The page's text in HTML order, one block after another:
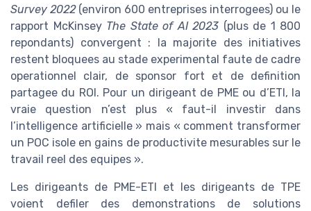
Survey 2022(environ 600 entreprises interrogees) ou le
rapport McKinsey The State of AI 2023 (plus de 1 800
repondants) convergent : la majorite des initiatives
restent bloquees au stade experimental faute de cadre
operationnel clair, de sponsor fort et de definition
partagee du ROI. Pour un dirigeant de PME ou d’ETI, la
vraie question n’est plus « faut-il investir dans
l’intelligence artificielle » mais « comment transformer
un POC isole en gains de productivite mesurables sur le
travail reel des equipes ».
Les dirigeants de PME-ETI et les dirigeants de TPE
voient defiler des demonstrations de solutions